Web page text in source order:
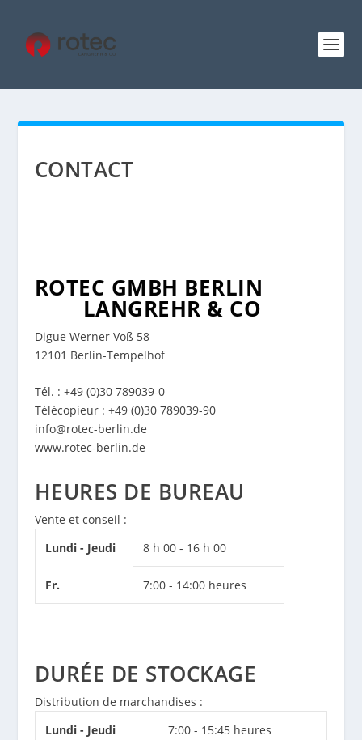
CONTACT
ROTEC GMBH BERLIN
LANGREHR & CO
Digue Werner Voß 58
12101 Berlin-Tempelhof
Tél. : +49 (0)30 789039-0
Télécopieur : +49 (0)30 789039-90
info@rotec-berlin.de
www.rotec-berlin.de
HEURES DE BUREAU
Vente et conseil :
Lundi - Jeudi
8 h 00 - 16 h 00
Fr. 7:00 - 14:00 heures
DURÉE DE STOCKAGE
Distribution de marchandises :
Lundi - Jeudi
7:00 - 15:45 heures